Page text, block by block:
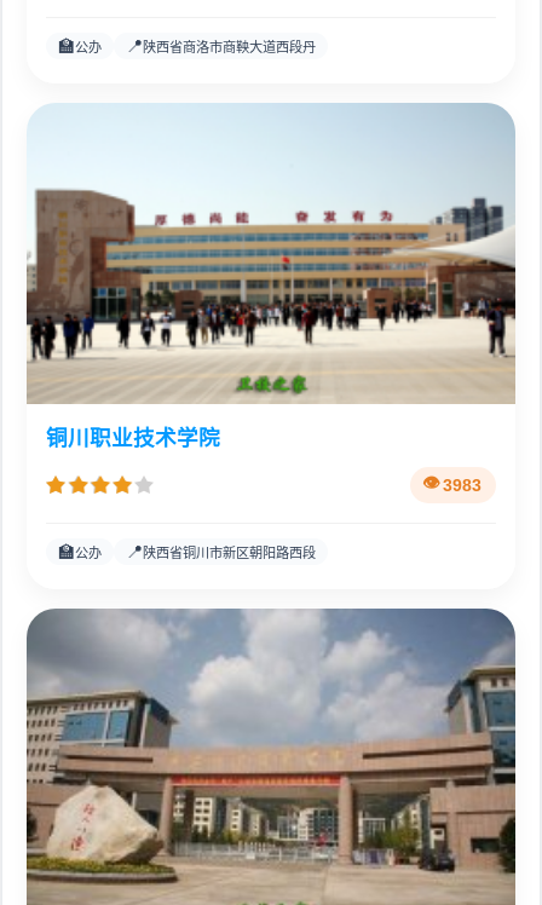
🏫公办 📍 陕西省商洛市商鞅大道西段丹
铜川职业技术学院
3983
🏫公办 📍 陕西省铜川市新区朝阳路西段